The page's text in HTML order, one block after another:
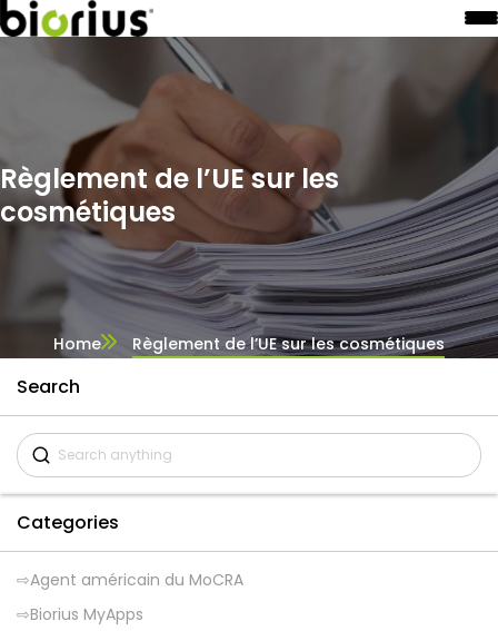
Règlement de l’UE sur les
cosmétiques
Home Règlement de l’UE sur les cosmétiques
Search
Categories
Agent américain du MoCRA
Biorius MyApps